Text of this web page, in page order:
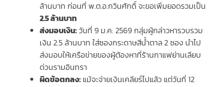
ล้านบาท ก่อนที่ พ.ต.อ.กวินศักดิ์ จะขอเพิ่มยอดรวมเป็น
2.5 ล้านบาท
ส่งมอบเงิน: วันที่ 9 ม.ค. 2569 กลุ่มผู้กล่าวหารวบรวม
เงิน 2.5 ล้านบาท ใส่ซองกระดาษสีน้ำตาล 2 ซอง นำไป
ส่งมอบให้เครือข่ายของผู้ต้องหาที่ร้านกาแฟย่านเลียบ
ด่วนรามอินทรา
ผิดข้อตกลง: แม้จะจ่ายเงินเคลียร์ไปแล้ว แต่วันที่ 12